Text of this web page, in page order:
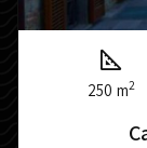
250 m2